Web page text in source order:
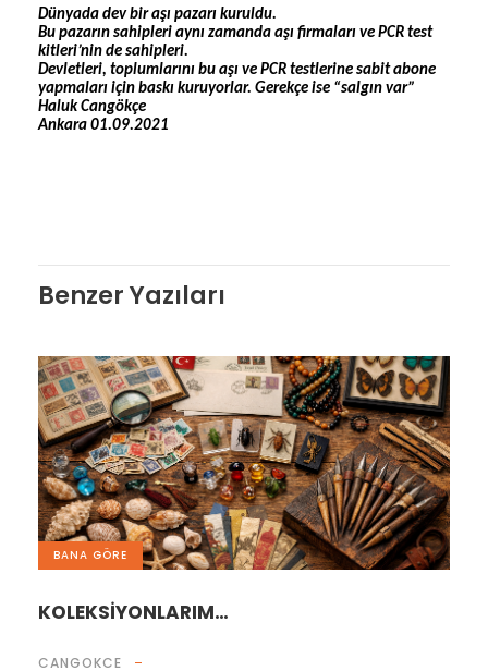
Dünyada dev bir aşı pazarı kuruldu.
Bu pazarın sahipleri aynı zamanda aşı firmaları ve PCR test
kitleri’nin de sahipleri.
Devletleri, toplumlarını bu aşı ve PCR testlerine sabit abone
yapmaları için baskı kuruyorlar. Gerekçe ise “salgın var”
Haluk Cangökçe
Ankara 01.09.2021
Benzer Yazıları
BANA GÖRE
KOLEKSİYONLARIM…
CANGOKCE